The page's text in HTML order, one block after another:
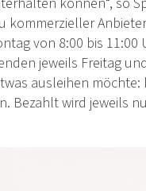
kommerzieller
von 8:00 bis
jeweils Freitag
ausleihen
wird jeweils